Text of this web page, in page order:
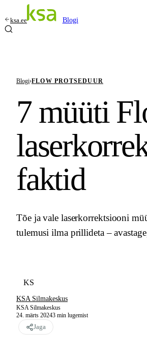
ksa.ee Blogi
Blogi›FLOW PROTSEDUUR
7 müüti
faktid
Tõe ja vale laserkorrektsiooni
tulemusi ilma prillideta –
KS
KSA Silmakeskus
KSA Silmakeskus
24. märts 20243 min lugemist
Jaga